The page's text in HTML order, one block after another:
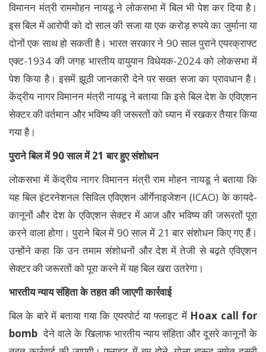
विमानन मंत्री राममोहन नायडू ने लोकसभा में बिल भी पेश कर दिया है।
इस बिल में आरोपी को दो साल की सजा या एक करोड़ रुपये का जुर्माना या
दोनों एक साथ हो सकती है। भारत सरकार ने 90 साल पुराने एयरक्राफ्ट
एक्ट-1934 की जगह भारतीय वायुयान विधेयक-2024 को लोकसभा में
पेश किया है। इसमें झूठी जानकारी देने पर सख्त सजा का प्रावधान है।
केंद्रीय नागर विमानन मंत्री नायडू ने बताया कि इसे बिल देश के एविएशन
सेक्टर की वर्तमान और भविष्य की जरूरतों को ध्यान में रखकर तैयार किया
गया है।
पुराने बिल में 90 साल में 21 बार हुए संशोधन
लोकसभा में केंद्रीय नागर विमानन मंत्री राम मोहन नायडू ने बताया कि
यह बिल इंटरनेशनल सिविल एविएशन ऑर्गेनाइजेशन (ICAO) के कायदे-
कानूनों और देश के एविएशन सेक्टर में आज और भविष्य की जरूरतों पूरा
करने वाला होगा। पुराने बिल में 90 साल में 21 बार संशोधन किए गए हैं।
उन्होंने कहा कि उन तमाम संशोधनों और देश में तेजी से बढ़ते एविएशन
सेक्टर की जरूरतों को पूरा करने में यह बिल खरा उतरेगा।
भारतीय न्याय संहिता के तहत की जाएगी कार्रवाई
बिल के बारे में बताया गया कि एयरपोर्ट या फ्लाइट में Hoax call for
bomb देने वाले के खिलाफ भारतीय न्याय संहिता और दूसरे कानूनों के